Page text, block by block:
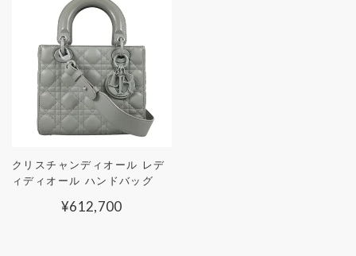
クリスチャンディオール レデ
ィディオール ハンドバッグ
¥612,700